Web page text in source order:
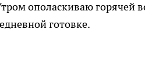
ополаскиваю горячей
готовке.